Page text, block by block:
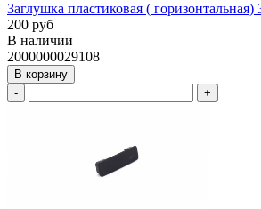
Заглушка пластиковая ( горизонтальная)
200 руб
В наличии
2000000029108
В корзину
-
+